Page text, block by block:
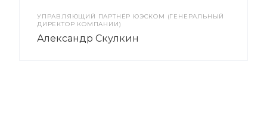
УПРАВЛЯЮЩИЙ ПАРТНЁР ЮЭСКОМ (ГЕНЕРАЛЬНЫЙ
ДИРЕКТОР КОМПАНИИ)
Александр Скулкин